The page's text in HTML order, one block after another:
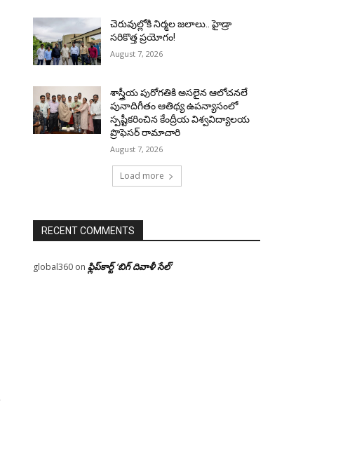
చెరువుల్లోకి నిర్మల జలాలు.. హైడ్రా
సరికొత్త ప్రయోగం!
August 7, 2026
శాస్త్రీయ పురోగతికి అసలైన ఆలోచనలే
పునాదిగీతం ఆతిథ్య ఉపన్యాసంలో
స్పష్టీకరించిన కేంద్రీయ విశ్వవిద్యాలయ
ప్రొఫెసర్ రామాచారి
August 7, 2026
Load more
RECENT COMMENTS
global360 on ఫ్లిప్‌కార్ట్ ‘బిగ్ దివాళీ సేల్’